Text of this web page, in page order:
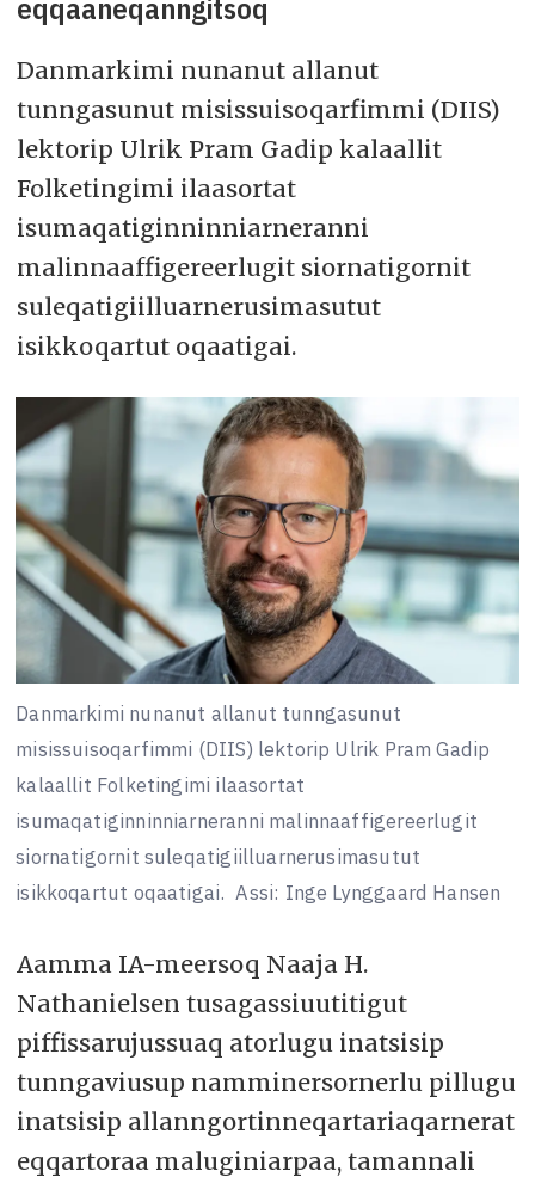
eqqaaneqanngitsoq
Danmarkimi nunanut allanut
tunngasunut misissuisoqarfimmi (DIIS)
lektorip Ulrik Pram Gadip kalaallit
Folketingimi ilaasortat
isumaqatiginninniarneranni
malinnaaffigereerlugit siornatigornit
suleqatigiilluarnerusimasutut
isikkoqartut oqaatigai.
Danmarkimi nunanut allanut tunngasunut
misissuisoqarfimmi (DIIS) lektorip Ulrik Pram Gadip
kalaallit Folketingimi ilaasortat
isumaqatiginninniarneranni malinnaaffigereerlugit
siornatigornit suleqatigiilluarnerusimasutut
isikkoqartut oqaatigai. Assi: Inge Lynggaard Hansen
Aamma IA-meersoq Naaja H.
Nathanielsen tusagassiuutitigut
piffissarujussuaq atorlugu inatsisip
tunngaviusup namminersornerlu pillugu
inatsisip allanngortinneqartariaqarnerat
eqqartoraa maluginiarpaa, tamannali